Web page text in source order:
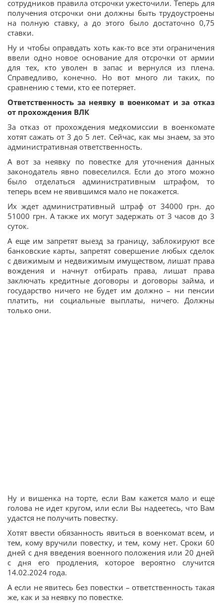
сотрудников правила отсрочки ужесточили. Теперь для
получения отсрочки они должны быть трудоустроены
на полную ставку, а до этого было достаточно 0,75
ставки.
Ну и чтобы оправдать хоть как-то все эти ограничения
ввели одно новое основание для отсрочки от армии
для тех, кто уволен в запас и вернулся из плена.
Справедливо, конечно. Но вот много ли таких, по
сравнению с теми, кто ее потеряет.
Ответственность за неявку в военкомат и за отказ
от прохождения ВЛК
За отказ от прохождения медкомиссии в военкомате
хотят сажать от 3 до 5 лет. Сейчас, как мы знаем, за это
административная ответственность.
А вот за неявку по повестке для уточнения данных
законодатель явно повеселился. Если до этого можно
было отделаться административным штрафом, то
теперь всем не явившимся мало не покажется.
Их ждет административный штраф от 34000 грн. до
51000 грн. А также их могут задержать от 3 часов до 3
суток.
А еще им запретят выезд за границу, заблокируют все
банковские карты, запретят совершение любых сделок
с движимым и недвижимым имуществом, лишат права
вождения и начнут отбирать права, лишат права
заключать кредитные договоры и договоры займа, и
государство ничего не будет им должно – ни пенсии
платить, ни социальные выплаты, ничего. Должны
только они.
Ну и вишенка на торте, если Вам кажется мало и еще
голова не идет кругом, или если Вы надеетесь, что Вам
удастся не получить повестку.
Хотят ввести обязанность явиться в военкомат всем, и
тем, кому вручили повестку, и тем, кому нет. Сроки 60
дней с дня введения военного положения или 20 дней
с дня его продления, которое вероятно случится
14.02.2024 года.
А если не явитесь без повестки – ответственность такая
же, как и за неявку по повестке.